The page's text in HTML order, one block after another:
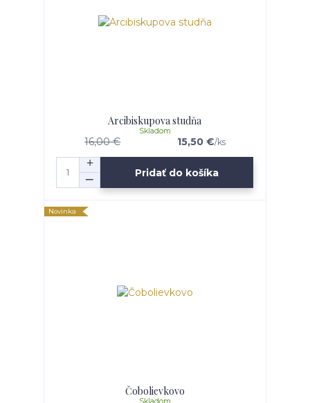
Arcibiskupova studňa
16,00 € 15,50 €/ks
Skladom
Pridať do košíka
Novinka
Čobolievkovo